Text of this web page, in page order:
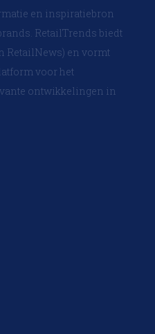
en inspiratiebron
RetailTrends biedt
RetailNews) en vormt
voor het
ontwikkelingen in